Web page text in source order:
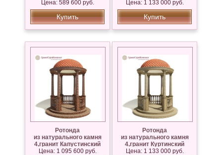
Цена: 589 600 руб.
Купить
Цена: 1 133 000 руб.
Купить
Ротонда
из натурального камня
4,гранит Капустинский
Цена: 1 095 600 руб.
Ротонда
из натурального камня
4,гранит Куртинский
Цена: 1 133 000 руб.